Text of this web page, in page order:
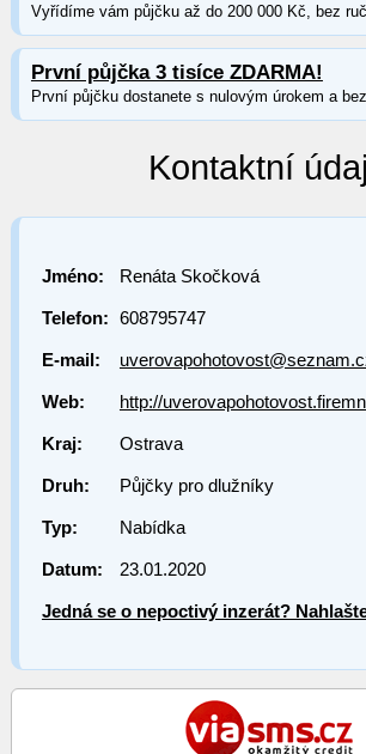
Vyřídíme vám půjčku až do 200 000 Kč, bez
První půjčka 3 tisíce ZDARMA!
První půjčku dostanete s nulovým úrokem a
Kontaktní
Jméno: Renáta Skočková
Telefon: 608795747
E-mail:
Web: http://
Kraj: Ostrava
Druh: Půjčky pro dlužníky
Typ: Nabídka
Datum: 23.01.2020
Jedná se o nepoctivý inzerát?